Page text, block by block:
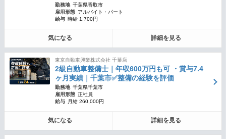
勤務地 千葉県香取市
雇用形態 アルバイト・パート
給与 時給 1,700円
気になる 詳細を見る
東京自動車興業株式会社 千葉店
2級自動車整備士｜年収600万円も可 ・賞与7.4
ヶ月実績｜千葉市✅整備の経験を評価
勤務地 千葉県千葉市
雇用形態 正社員
給与
月給 260,000円
気になる 詳細を見る